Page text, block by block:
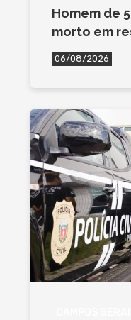
Homem de
morto em
06/08/2026